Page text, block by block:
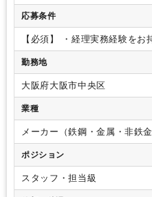
・仕訳等の日常業務・単体決
社管理・税務申告書作成（法
・原価計算
子会社管理等をお
す。また、慣れてきたら、連
ければと考えております。
関連も同部署で行っておりま
わっていただけます。
応募条件
【必須】 ・経理実務経験をお
税務申告書作成、開示などの
勤務地
大阪府大阪市中央区
業種
メーカー（鉄鋼・金属・非鉄金
ポジション
スタッフ・担当級